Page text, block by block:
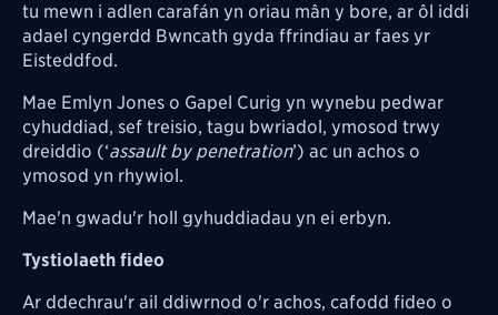
tu mewn i adlen carafán yn oriau mân y bore, ar ôl iddi
adael cyngerdd Bwncath gyda ffrindiau ar faes yr
Eisteddfod.
Mae Emlyn Jones o Gapel Curig yn wynebu pedwar
cyhuddiad, sef treisio, tagu bwriadol, ymosod trwy
dreiddio (‘assault by penetration’) ac un achos o
ymosod yn rhywiol.
Mae'n gwadu'r holl gyhuddiadau yn ei erbyn.
Tystiolaeth fideo
Ar ddechrau'r ail ddiwrnod o'r achos, cafodd fideo o